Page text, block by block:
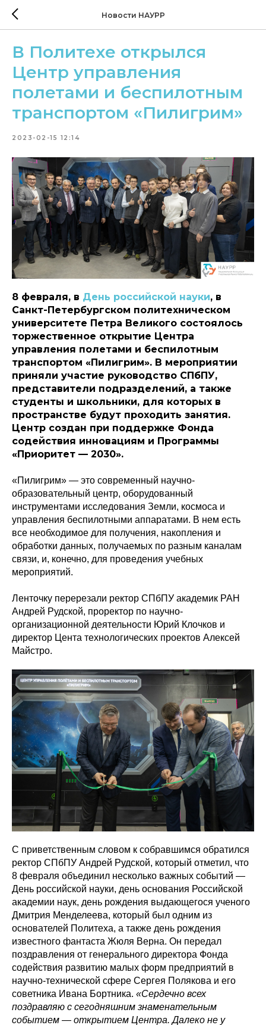
Новости НАУРР
В Политехе открылся
Центр управления
полетами и беспилотным
транспортом «Пилигрим»
2023-02-15 12:14
8 февраля, в День российской науки, в
Санкт-Петербургском политехническом
университете Петра Великого состоялось
торжественное открытие Центра
управления полетами и беспилотным
транспортом «Пилигрим». В мероприятии
приняли участие руководство СПбПУ,
представители подразделений, а также
студенты и школьники, для которых в
пространстве будут проходить занятия.
Центр создан при поддержке Фонда
содействия инновациям и Программы
«Приоритет — 2030».
«Пилигрим» — это современный научно-
образовательный центр, оборудованный
инструментами исследования Земли, космоса и
управления беспилотными аппаратами. В нем есть
все необходимое для получения, накопления и
обработки данных, получаемых по разным каналам
связи, и, конечно, для проведения учебных
мероприятий.
Ленточку перерезали ректор СПбПУ академик РАН
Андрей Рудской, проректор по научно-
организационной деятельности Юрий Клочков и
директор Цента технологических проектов Алексей
Майстро.
С приветственным словом к собравшимся обратился
ректор СПбПУ Андрей Рудской, который отметил, что
8 февраля объединил несколько важных событий —
День российской науки, день основания Российской
академии наук, день рождения выдающегося ученого
Дмитрия Менделеева, который был одним из
основателей Политеха, а также день рождения
известного фантаста Жюля Верна. Он передал
поздравления от генерального директора Фонда
содействия развитию малых форм предприятий в
научно-технической сфере Сергея Полякова и его
советника Ивана Бортника. «Сердечно всех
поздравляю с сегодняшним знаменательным
событием — открытием Центра. Далеко не у